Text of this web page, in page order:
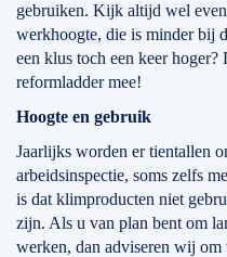
gebruiken. Kijk altijd wel
werkhoogte, die is minder bij
een klus toch een keer
reformladder mee!
Hoogte en gebruik
Jaarlijks worden er tientallen
arbeidsinspectie, soms zelfs
is dat klimproducten niet
zijn. Als u van plan bent om
werken, dan adviseren wij om